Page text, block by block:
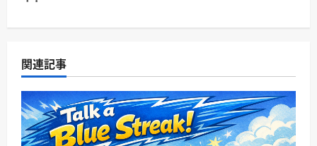
ー
シ
ョ
ン
関連記事